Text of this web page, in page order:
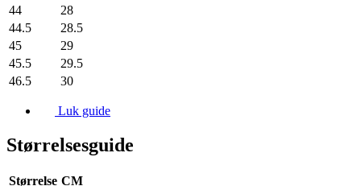
44
28
44.5
28.5
45
29
45.5
29.5
46.5
30
Luk guide
Størrelsesguide
Størrelse CM